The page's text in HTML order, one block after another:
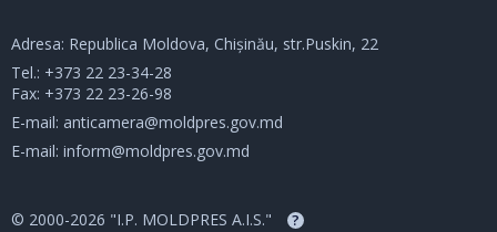
Adresa: Republica Moldova, Chișinău, str.Puskin, 22
Tel.: +373 22 23-34-28
Fax: +373 22 23-26-98
E-mail: anticamera@moldpres.gov.md
E-mail: inform@moldpres.gov.md
© 2000-2026 "I.P. MOLDPRES A.I.S." ?